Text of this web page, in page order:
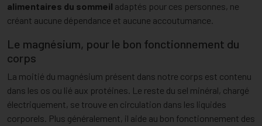
alimentaires du sommeil adaptés pour ces personnes, ne
créant aucune dépendance et aucune accoutumance.
Le magnésium, pour le bon fonctionnement du
corps
La moitié du magnésium présent dans notre corps est contenu
dans les os ou lié aux protéines. Le reste du sel minéral, chargé
électriquement, se trouve en circulation dans les liquides
corporels. Plus généralement, il aide au bon fonctionnement des